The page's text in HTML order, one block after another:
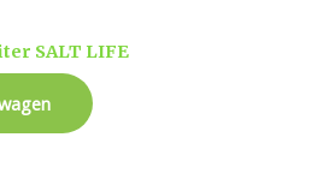
SALT LIFE